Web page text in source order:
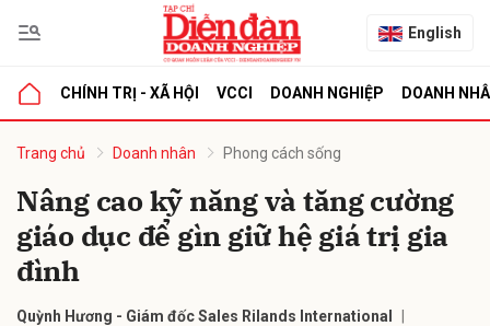
English
CHÍNH TRỊ - XÃ HỘI VCCI DOANH NGHIỆP DOANH
Trang chủ Doanh nhân Phong cách sống
Nâng cao kỹ năng và tăng cường
giáo dục để gìn giữ hệ giá trị gia
đình
Quỳnh Hương - Giám đốc Sales Rilands International
luận